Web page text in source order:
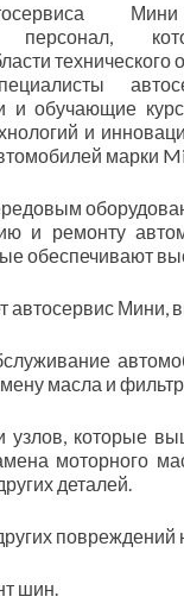
Мини
персонал,
технического
и обучающие
и
марки
и ремонту
обеспечивают
автосервис
масла и
узлов, которые
моторного
деталей.
повреждений
шин.